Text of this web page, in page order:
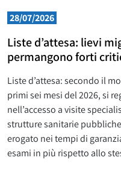
28/07/2026
Liste d’attesa: lievi
permangono forti
Liste d’attesa: secondo il
primi sei mesi del 2026, si
nell’accesso a visite
strutture sanitarie
erogato nei tempi di
esami in più rispetto allo